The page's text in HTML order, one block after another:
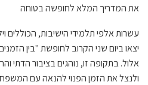
את המדריך המלא לחופשה בטוחה
עשרות אלפי תלמידי הישיבות, הכוללים
יצאו ביום שני הקרוב לחופשת "בין
אלול. בתקופה זו, נוהגים בציבור הדתי
ולנצל את הזמן הפנוי להנאה עם